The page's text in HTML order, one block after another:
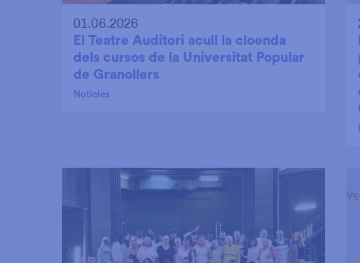
01.06.2026
El Teatre Auditori acull la cloenda
dels cursos de la Universitat Popular
de Granollers
Noticies